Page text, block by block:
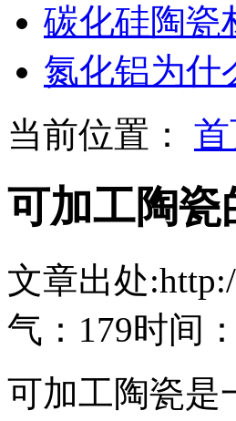
碳化硅陶瓷
氮化铝为什
当前位置：
可加工陶瓷
文章出处
气：179时间
可加工陶瓷是